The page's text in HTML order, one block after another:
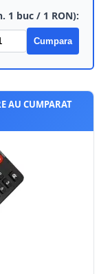
1 buc / 1 RON):
Cumpara
AU CUMPARAT